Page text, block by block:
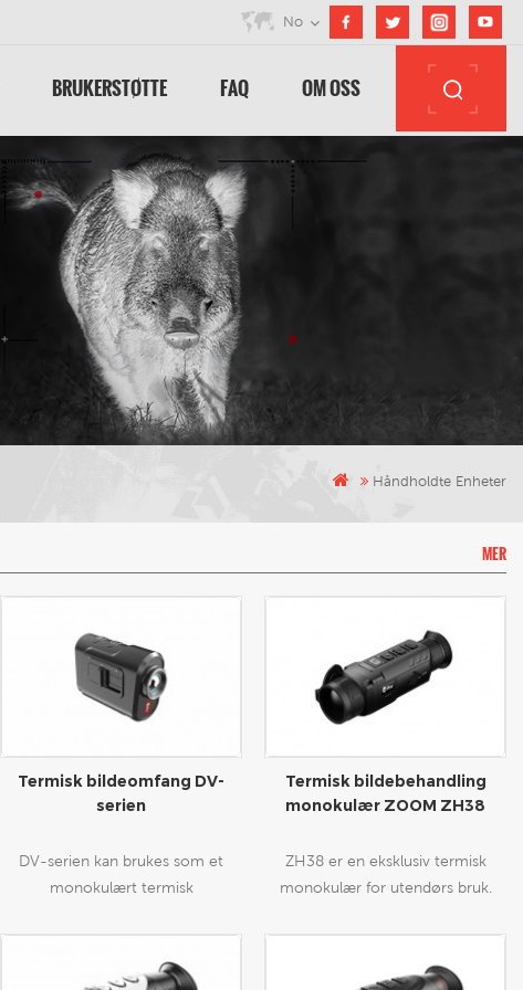
No
BRUKERSTØTTE FAQ OM OSS
Håndholdte Enheter
MER
Termisk bildeomfang DV-
serien
DV-serien kan brukes som et
monokulært termisk
til en mobiltelefon. Når du kobler
til en telefon, kan den brukes som
Termisk bildebehandling
monokulær ZOOM ZH38
ZH38 er en eksklusiv termisk
monokulær for utendørs bruk.
de er dobbelt synsfelt (FOV),
1440×1080 høy skjermoppløsning